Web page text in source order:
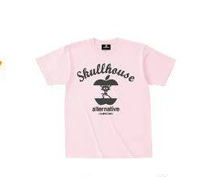
綿100％ コットン SHT-04BK
altss